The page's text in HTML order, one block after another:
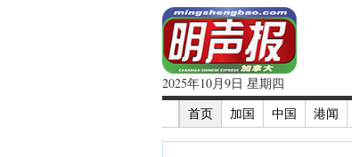
2025年10月9日 星期四
首页
加国 中国 港闻